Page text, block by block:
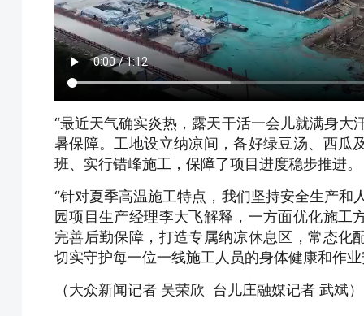
“最近天气确实炎热，露天干活一会儿就满身大
暑保障。工地设立纳凉间，备好绿豆汤、西瓜
班、实行错峰施工，保障了项目进度稳步推进。
“针对夏季高温施工特点，我们坚持安全生产和
园项目生产经理李大飞解释，一方面优化施工
完善后勤保障，打造专属纳凉休息区，常态化
切实守护每一位一线施工人员的身体健康和作
（大众新闻记者 吴荣欣 台儿庄融媒记者 武斌）